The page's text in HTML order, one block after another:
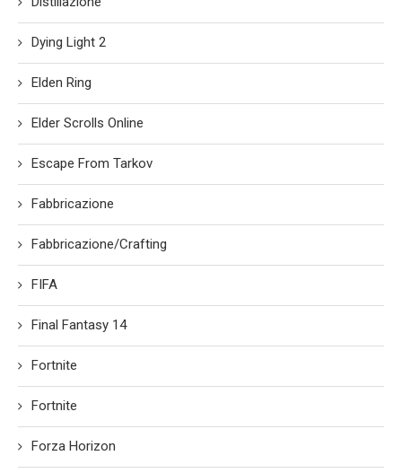
Dying Light 2
Elden Ring
Elder Scrolls Online
Escape From Tarkov
Fabbricazione
Fabbricazione/Crafting
FIFA
Final Fantasy 14
Fortnite
Fortnite
Forza Horizon